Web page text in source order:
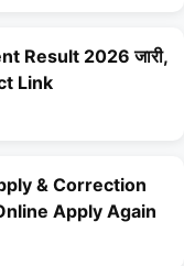
Result 2026 जारी,
Link
& Correction
Apply Again